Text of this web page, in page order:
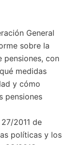
General
sobre la
pensiones, con
medidas
y cómo
pensiones
2011 de
políticas y los